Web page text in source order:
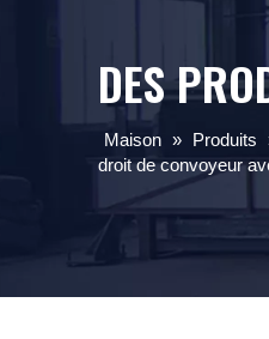
DES
Maison » Produits
droit de convoyeur